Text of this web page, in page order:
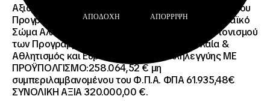
Αξιολόγησης (Training and Evaluation Cycle – TEC) του
Προγράμματος European Solidarity Corps (Ευρωπαϊκό
Σώμα Αλληλεγγύης) της Εθνικής Μονάδας Συντονισμού
των Προγραμμάτων Erasmus+/Τομέας Νεολαία &
Αθλητισμός και Ευρωπαϊκό Σώμα Αλληλεγγύης ΜΕ
ΠΡΟΫΠΟΛΓΙΣΜΟ:258.064,52 € μη
συμπεριλαμβανομένου του Φ.Π.Α. ΦΠΑ 61.935,48€
ΣΥΝΟΛΙΚΗ ΑΞΙΑ 320.000,00 €.
ΑΠΟΔΟΧΉ ΑΠΌΡΡΙΨΗ